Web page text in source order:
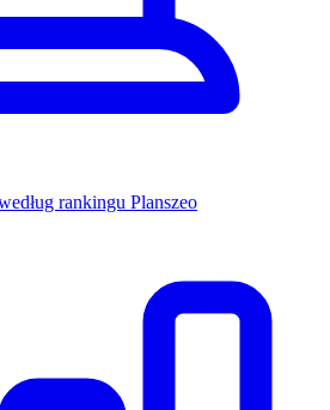
rankingu Planszeo